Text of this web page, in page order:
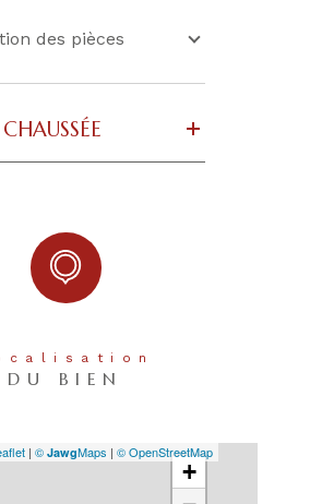
des pièces
DU BIEN
+
| © JawgMaps | © OpenStreetMap